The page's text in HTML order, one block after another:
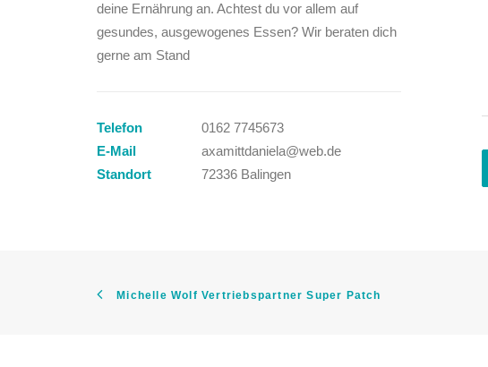
deine Ernährung an. Achtest du vor allem auf
gesundes, ausgewogenes Essen? Wir beraten dich
gerne am Stand
Telefon
0162 7745673
E-Mail
axamittdaniela@web.de
Standort
72336 Balingen
Michelle Wolf Vertriebspartner Super Patch